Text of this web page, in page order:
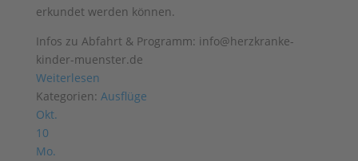
erkundet werden können.
Infos zu Abfahrt & Programm: info@herzkranke-
kinder-muenster.de
Weiterlesen
Kategorien: Ausflüge
Okt.
10
Mo.